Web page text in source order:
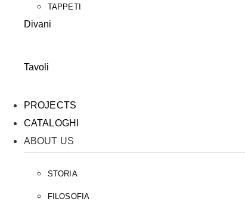
TAPPETI
Divani
Tavoli
PROJECTS
CATALOGHI
ABOUT US
STORIA
FILOSOFIA